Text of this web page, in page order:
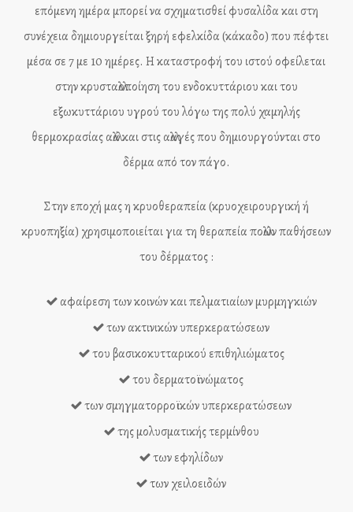
επόμενη ημέρα μπορεί να σχηματισθεί φυσαλίδα και στη
συνέχεια δημιουργείται ξηρή εφελκίδα (κάκαδο) που πέφτει
μέσα σε 7 με 10 ημέρες. Η καταστροφή του ιστού οφείλεται
στην κρυσταλλοποίηση του ενδοκυττάριου και του
εξωκυττάριου υγρού του λόγω της πολύ χαμηλής
θερμοκρασίας αλλά και στις αλλαγές που δημιουργούνται στο
δέρμα από τον πάγο.
Στην εποχή μας η κρυοθεραπεία (κρυοχειρουργική ή
κρυοπηξία) χρησιμοποιείται για τη θεραπεία πολλών παθήσεων
του δέρματος :
αφαίρεση των κοινών και πελματιαίων μυρμηγκιών
των ακτινικών υπερκερατώσεων
του βασικοκυτταρικού επιθηλιώματος
του δερματοϊνώματος
των σμηγματορροϊκών υπερκερατώσεων
της μολυσματικής τερμίνθου
των εφηλίδων
των χειλοειδών